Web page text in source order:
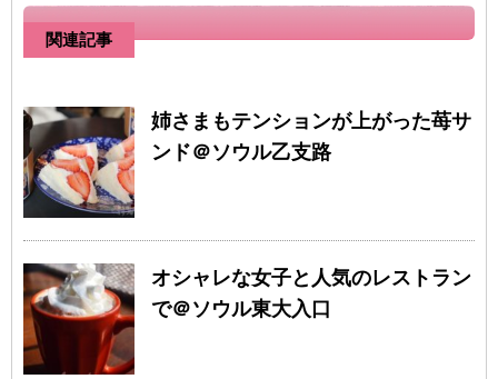
関連記事
姉さまもテンションが上がった苺サ
ンド＠ソウル乙支路
オシャレな女子と人気のレストラン
で＠ソウル東大入口